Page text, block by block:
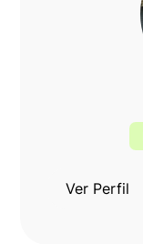
Ver Perfil